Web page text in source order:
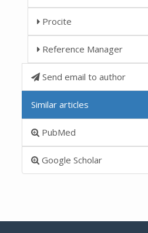
Procite
Reference Manager
Send email to author
Similar articles
PubMed
Google Scholar